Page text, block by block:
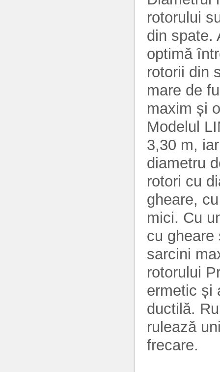
rotorului
din spate.
optimă
rotorii din
mare de
maxim și
Modelul
3,30 m,
diametru
rotori cu
gheare,
mici. Cu
cu gheare
sarcini
rotorului
ermetic și
ductilă.
rulează
frecare.